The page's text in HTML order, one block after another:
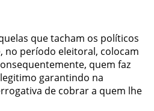
que tacham os políticos
no período eleitoral, colocam
quem faz
garantindo na
de cobrar a quem lhe